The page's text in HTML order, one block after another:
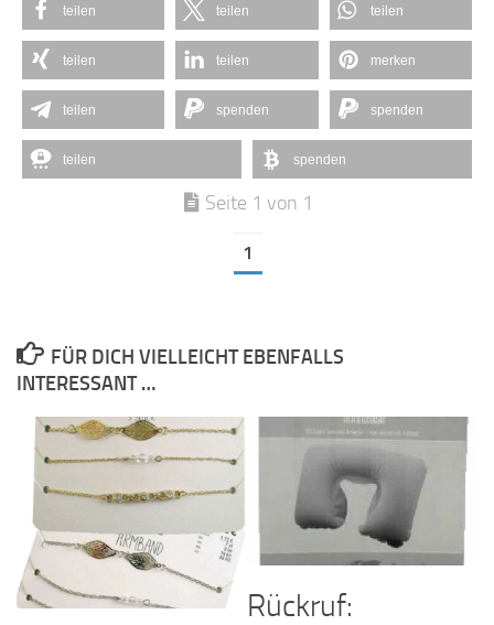
teilen teilen teilen
teilen teilen merken
teilen spenden spenden
teilen spenden
Seite 1 von 1
1
FÜR DICH VIELLEICHT EBENFALLS
INTERESSANT …
Rückruf: